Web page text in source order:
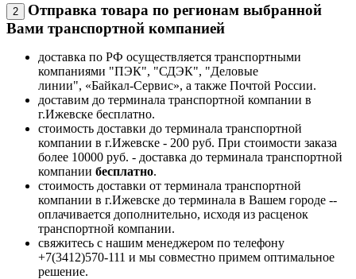
2
Отправка товара по регионам выбранной
Вами транспортной компанией
доставка по РФ осуществляется транспортными
компаниями "ПЭК", "СДЭК", "Деловые
линии", «Байкал-Сервис», а также Почтой России.
доставим до терминала транспортной компании в
г.Ижевске бесплатно.
стоимость доставки до терминала транспортной
компании в г.Ижевске - 200 руб. При стоимости заказа
более 10000 руб. - доставка до терминала транспортной
компании бесплатно.
стоимость доставки от терминала транспортной
компании в г.Ижевске до терминала в Вашем городе --
оплачивается дополнительно, исходя из расценок
транспортной компании.
свяжитесь с нашим менеджером по телефону
+7(3412)570-111 и мы совместно примем оптимальное
решение.